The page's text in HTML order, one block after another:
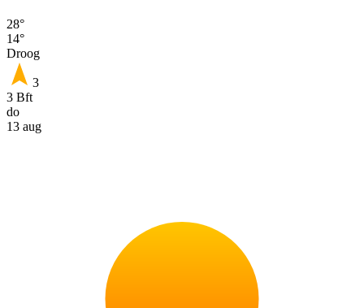
28°
14°
Droog
3
3 Bft
do
13 aug